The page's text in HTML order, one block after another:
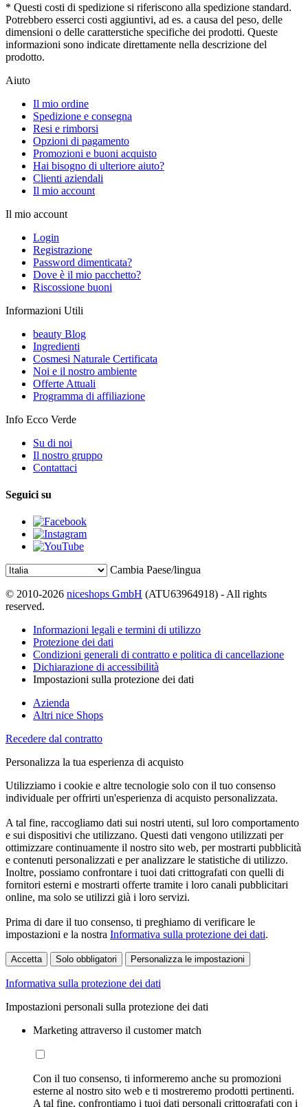
* Questi costi di spedizione si riferiscono alla spedizione standard.
Potrebbero esserci costi aggiuntivi, ad es. a causa del peso, delle
dimensioni o delle caratterstiche specifiche dei prodotti. Queste
informazioni sono indicate direttamente nella descrizione del
prodotto.
Aiuto
Il mio ordine
Spedizione e consegna
Resi e rimborsi
Opzioni di pagamento
Promozioni e buoni acquisto
Hai bisogno di ulteriore aiuto?
Clienti aziendali
Il mio account
Il mio account
Login
Registrazione
Password dimenticata?
Dove è il mio pacchetto?
Riscossione buoni
Informazioni Utili
beauty Blog
Ingredienti
Cosmesi Naturale Certificata
Noi e il nostro ambiente
Offerte Attuali
Programma di affiliazione
Info Ecco Verde
Su di noi
Il nostro gruppo
Contattaci
Seguici su
Cambia Paese/lingua
© 2010-2026 niceshops GmbH (ATU63964918) - All rights
reserved.
Informazioni legali e termini di utilizzo
Protezione dei dati
Condizioni generali di contratto e politica di cancellazione
Dichiarazione di accessibilità
Impostazioni sulla protezione dei dati
Azienda
Altri nice Shops
Recedere dal contratto
Personalizza la tua esperienza di acquisto
Utilizziamo i cookie e altre tecnologie solo con il tuo consenso
individuale per offrirti un'esperienza di acquisto personalizzata.
A tal fine, raccogliamo dati sui nostri utenti, sul loro comportamento
e sui dispositivi che utilizzano. Questi dati vengono utilizzati per
ottimizzare continuamente il nostro sito web, per mostrarti pubblicità
e contenuti personalizzati e per analizzare le statistiche di utilizzo.
Inoltre, possiamo confrontare i tuoi dati crittografati con quelli di
fornitori esterni e mostrarti offerte tramite i loro canali pubblicitari
online, ma solo se utilizzi già i loro servizi.
Prima di dare il tuo consenso, ti preghiamo di verificare le
impostazioni e la nostra Informativa sulla protezione dei dati.
Accetta Solo obbligatori Personalizza le impostazioni
Informativa sulla protezione dei dati
Impostazioni personali sulla protezione dei dati
Marketing attraverso il customer match
Con il tuo consenso, ti informeremo anche su promozioni
esterne al nostro sito web e ti mostreremo prodotti pertinenti.
A tal fine, confrontiamo i tuoi dati personali crittografati con i